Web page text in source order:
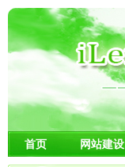
首页 网站建设